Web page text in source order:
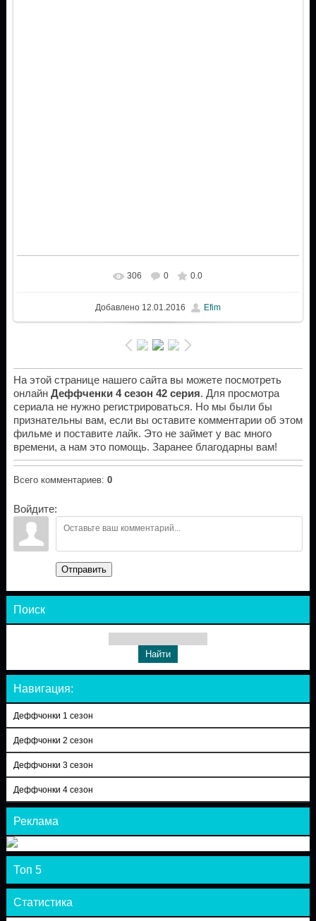
306 0 0.0
Добавлено12.01.2016 Efim
На этой странице нашего сайта вы можете посмотреть
онлайн Деффченки 4 сезон 42 серия. Для просмотра
сериала не нужно регистрироваться. Но мы были бы
признательны вам, если вы оставите комментарии об этом
фильме и поставите лайк. Это не займет у вас много
времени, а нам это помощь. Заранее благодарны вам!
Всего комментариев: 0
Войдите:
Отправить
Поиск
Навигация:
Деффчонки 1 сезон
Деффчонки 2 сезон
Деффчонки 3 сезон
Деффчонки 4 сезон
Реклама
Топ 5
Статистика